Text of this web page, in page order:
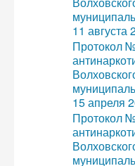
11 августа
Протокол
15 апреля
Протокол